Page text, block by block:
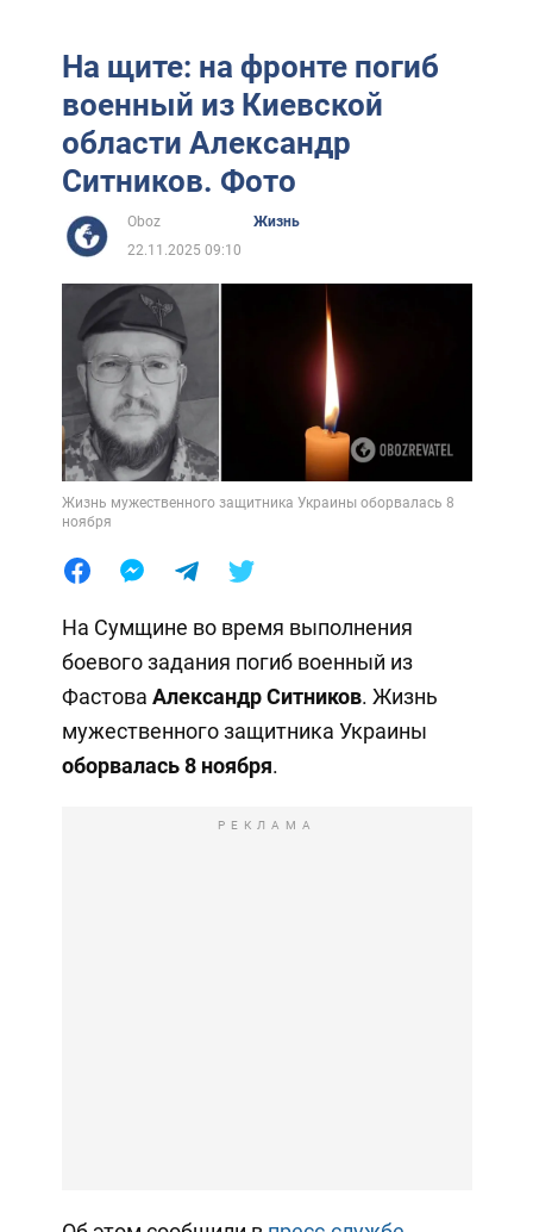
На щите: на фронте погиб
военный из Киевской
области Александр
Ситников. Фото
Oboz
Жизнь
22.11.2025 09:10
Жизнь мужественного защитника Украины оборвалась 8
ноября
На Сумщине во время выполнения
боевого задания погиб военный из
Фастова Александр Ситников. Жизнь
мужественного защитника Украины
оборвалась 8 ноября.
РЕКЛАМА